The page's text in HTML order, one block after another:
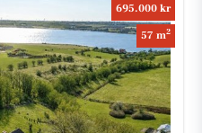
695.000 kr
57 m2